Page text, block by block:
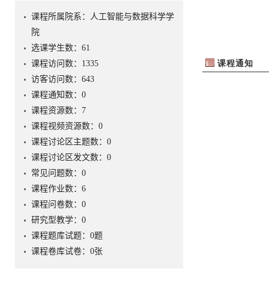
课程所属院系：人工智能与数据科学学
院
选课学生数：61
课程访问数： 1335
访客访问数： 643
课程通知数： 0
课程资源数： 7
课程视频资源数： 0
课程讨论区主题数： 0
课程讨论区发文数： 0
常见问题数： 0
课程作业数： 6
课程问卷数： 0
研究型教学： 0
课程题库试题： 0题
课程卷库试卷： 0张